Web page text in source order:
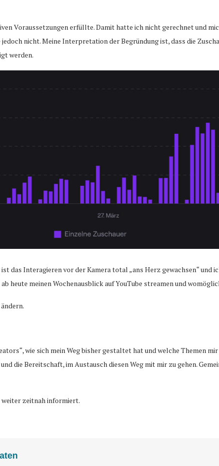
Voraussetzungen erfüllte. Damit hatte ich nicht gerechnet und
nicht. Meine Interpretation der Begründung ist, dass die
werden.
das Interagieren vor der Kamera total „ans Herz gewachsen“ und
heute meinen Wochenausblick auf YouTube streamen und
wie sich mein Weg bisher gestaltet hat und welche Themen
die Bereitschaft, im Austausch diesen Weg mit mir zu gehen.
weiter zeitnah informiert.